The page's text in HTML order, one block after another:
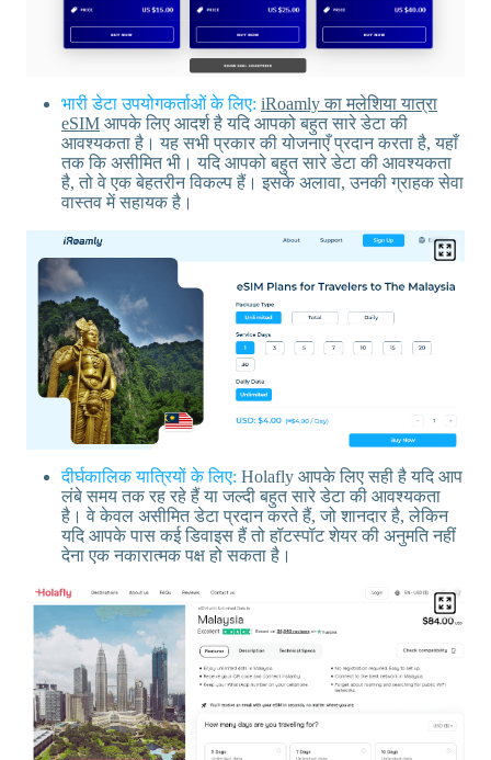
भारी डेटा उपयोगकर्ताओं के लिए: iRoamly का मलेशिया यात्रा
eSIM आपके लिए आदर्श है यदि आपको बहुत सारे डेटा की
आवश्यकता है। यह सभी प्रकार की योजनाएँ प्रदान करता है, यहाँ
तक कि असीमित भी। यदि आपको बहुत सारे डेटा की आवश्यकता
है, तो वे एक बेहतरीन विकल्प हैं। इसके अलावा, उनकी ग्राहक सेवा
वास्तव में सहायक है।
दीर्घकालिक यात्रियों के लिए: Holafly आपके लिए सही है यदि आप
लंबे समय तक रह रहे हैं या जल्दी बहुत सारे डेटा की आवश्यकता
है। वे केवल असीमित डेटा प्रदान करते हैं, जो शानदार है, लेकिन
यदि आपके पास कई डिवाइस हैं तो हॉटस्पॉट शेयर की अनुमति नहीं
देना एक नकारात्मक पक्ष हो सकता है।